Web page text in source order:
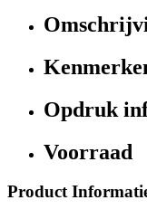
Opdruk
Voorraad
Product